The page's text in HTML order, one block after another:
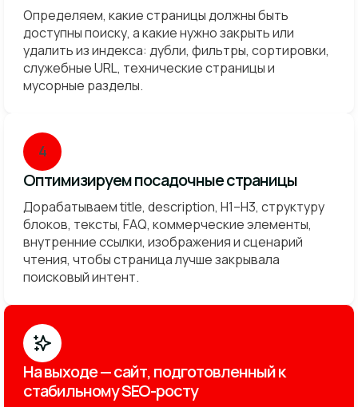
Определяем, какие страницы должны быть
доступны поиску, а какие нужно закрыть или
удалить из индекса: дубли, фильтры, сортировки,
служебные URL, технические страницы и
мусорные разделы.
4
Оптимизируем посадочные страницы
Дорабатываем title, description, H1–H3, структуру
блоков, тексты, FAQ, коммерческие элементы,
внутренние ссылки, изображения и сценарий
чтения, чтобы страница лучше закрывала
поисковый интент.
На выходе — сайт, подготовленный к
стабильному SEO-росту